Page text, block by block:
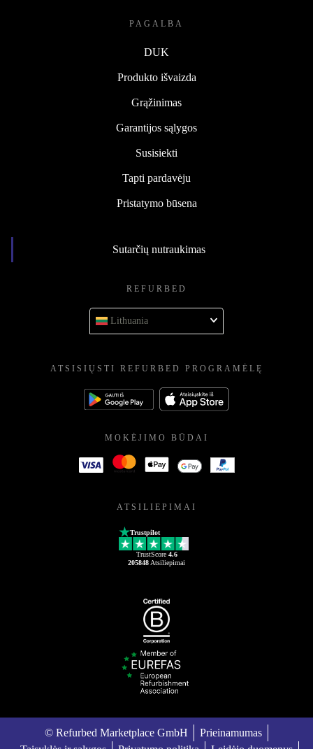
PAGALBA
DUK
Produkto išvaizda
Grąžinimas
Garantijos sąlygos
Susisiekti
Tapti pardavėju
Pristatymo būsena
Sutarčių nutraukimas
REFURBED
Lithuania
ATSISIŲSTI REFURBED PROGRAMĖLĘ
MOKĖJIMO BŪDAI
ATSILIEPIMAI
Trustpilot
TrustScore 4.6
205848 Atsiliepimai
© Refurbed Marketplace GmbH
Prieinamumas